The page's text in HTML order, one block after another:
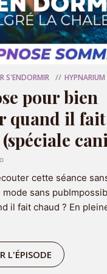
votre cerveau, votre
et votre évolution
et conseils sur
simples pour
et du mouvement
est pour vous si :
sentez souvent
épuisé.e
sortir de la
l’impression de lutter
lorsque vous essayer
S'ENDORMIR HYPNARIUM
pour bien
quand il fait
cette séance
mode sans
il fait chaud ? En
L'ÉPISODE